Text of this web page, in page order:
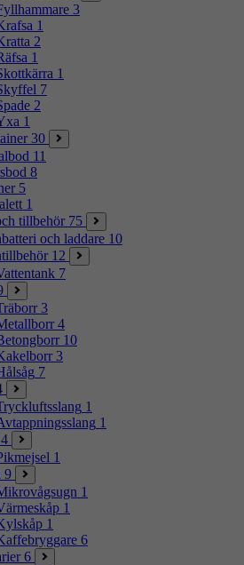
3
1
2
1
1
7
2
1
30
11
8
5
1
tillbehör 75
och laddare 10
12
7
3
4
10
3
7
1
1
4
1
9
1
1
1
6
6